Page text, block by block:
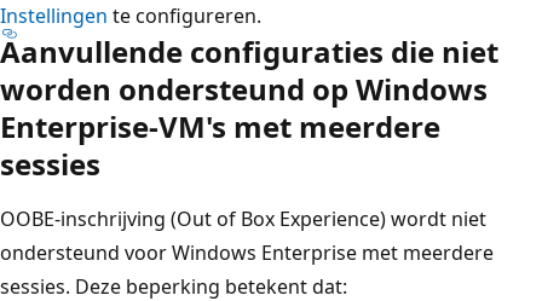
Instellingen te configureren.
Aanvullende configuraties die niet
worden ondersteund op Windows
Enterprise-VM's met meerdere
sessies
OOBE-inschrijving (Out of Box Experience) wordt niet
ondersteund voor Windows Enterprise met meerdere
sessies. Deze beperking betekent dat: